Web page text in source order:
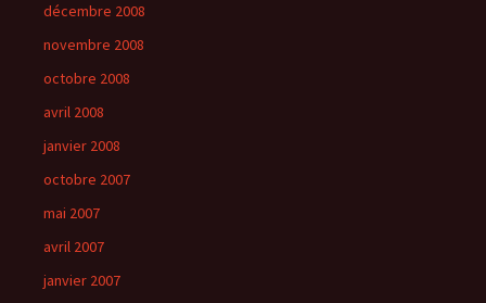
décembre 2008
novembre 2008
octobre 2008
avril 2008
janvier 2008
octobre 2007
mai 2007
avril 2007
janvier 2007